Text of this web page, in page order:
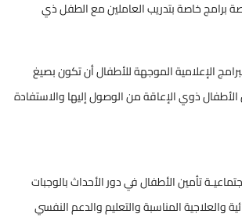
برامج خاصة بتدريب العاملين مع الطفل ذي
الإعلامية الموجهة للأطفال أن تكون بصيغ
ذوي الإعاقة من الوصول إليها والاستفادة
تأمين الأطفال في دور الأحداث بالوجبات
والعلاجية المناسبة والتعليم والدعم النفسي